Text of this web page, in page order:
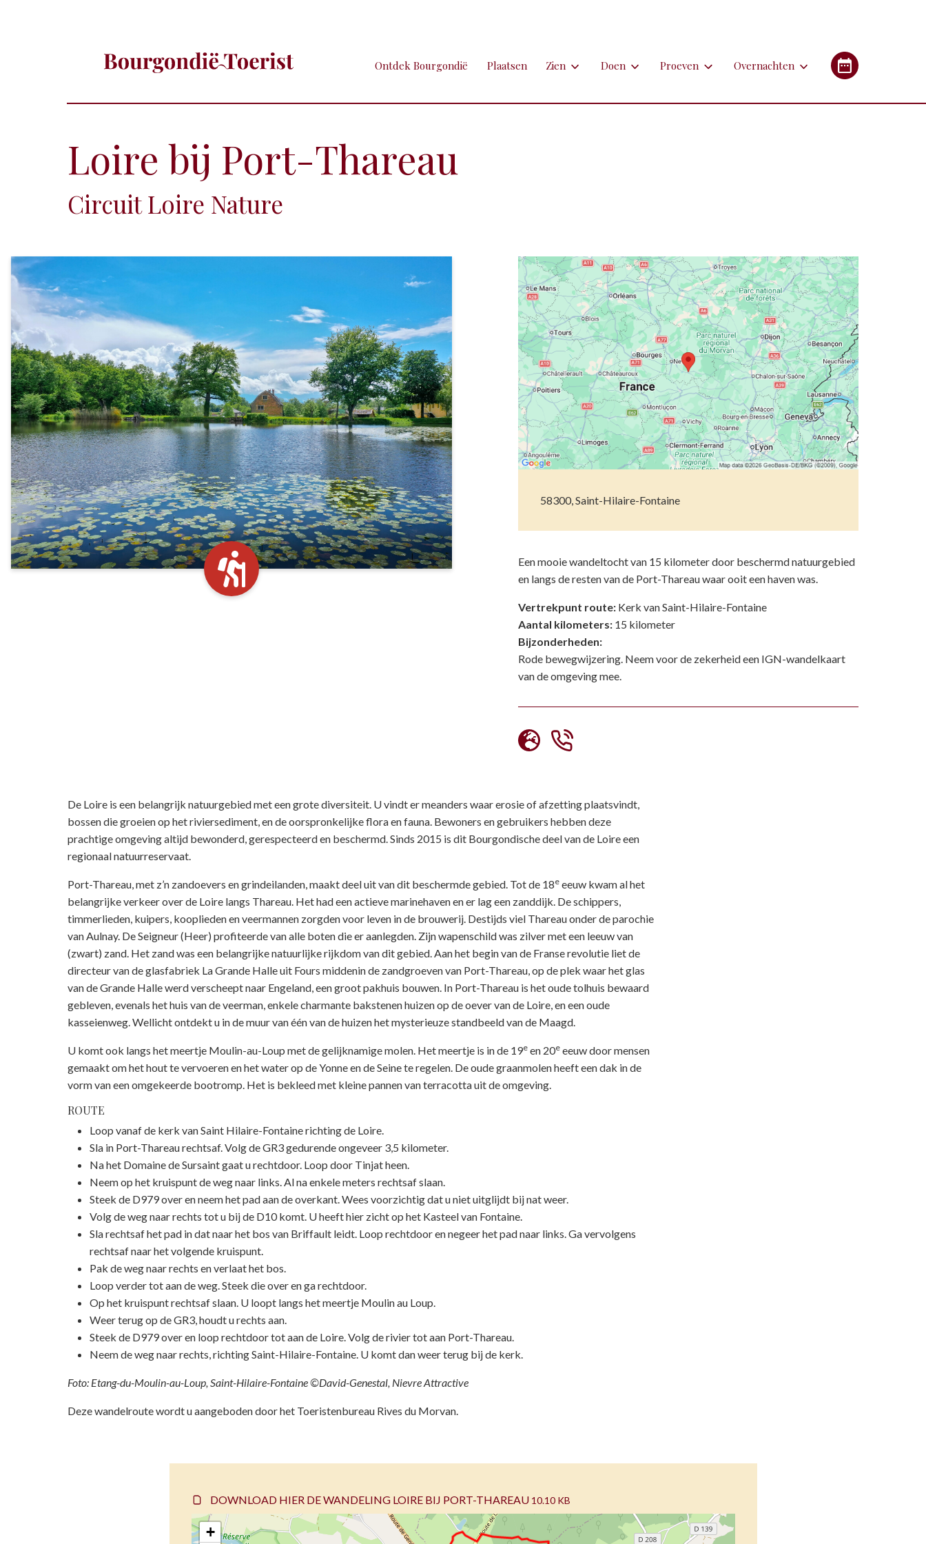
Ontdek Bourgondië Plaatsen Zien
Kunst
Markten
Musea
Natuur(parken)
Opgravingen en resten
Pretparken en dierentuinen
Religieus en spiritueel erfgoed
Water(werken)
Doen
Toeren met de auto
Uitstapjes met dieren
Voetsporen volgen
Wandelen
Zwemmen
Proeven
Streekproducten
Wijnen
Overnachten
Loire bij Port-Thareau
Circuit Loire Nature
58300, Saint-Hilaire-Fontaine
Een mooie wandeltocht van 15 kilometer door beschermd natuurgebied
en langs de resten van de Port-Thareau waar ooit een haven was.
Vertrekpunt route: Kerk van Saint-Hilaire-Fontaine
Aantal kilometers: 15 kilometer
Bijzonderheden:
Rode bewegwijzering. Neem voor de zekerheid een IGN-wandelkaart
van de omgeving mee.
De Loire is een belangrijk natuurgebied met een grote diversiteit. U vindt er meanders waar erosie of afzetting plaatsvindt,
bossen die groeien op het riviersediment, en de oorspronkelijke flora en fauna. Bewoners en gebruikers hebben deze
prachtige omgeving altijd bewonderd, gerespecteerd en beschermd. Sinds 2015 is dit Bourgondische deel van de Loire een
regionaal natuurreservaat.
Port-Thareau, met z’n zandoevers en grindeilanden, maakt deel uit van dit beschermde gebied. Tot de 18e eeuw kwam al het
belangrijke verkeer over de Loire langs Thareau. Het had een actieve marinehaven en er lag een zanddijk. De schippers,
timmerlieden, kuipers, kooplieden en veermannen zorgden voor leven in de brouwerij. Destijds viel Thareau onder de parochie
van Aulnay. De Seigneur (Heer) profiteerde van alle boten die er aanlegden. Zijn wapenschild was zilver met een leeuw van
(zwart) zand. Het zand was een belangrijke natuurlijke rijkdom van dit gebied. Aan het begin van de Franse revolutie liet de
directeur van de glasfabriek La Grande Halle uit Fours middenin de zandgroeven van Port-Thareau, op de plek waar het glas
van de Grande Halle werd verscheept naar Engeland, een groot pakhuis bouwen. In Port-Thareau is het oude tolhuis bewaard
gebleven, evenals het huis van de veerman, enkele charmante bakstenen huizen op de oever van de Loire, en een oude
kasseienweg. Wellicht ontdekt u in de muur van één van de huizen het mysterieuze standbeeld van de Maagd.
U komt ook langs het meertje Moulin-au-Loup met de gelijknamige molen. Het meertje is in de 19e en 20e eeuw door mensen
gemaakt om het hout te vervoeren en het water op de Yonne en de Seine te regelen. De oude graanmolen heeft een dak in de
vorm van een omgekeerde bootromp. Het is bekleed met kleine pannen van terracotta uit de omgeving.
ROUTE
Loop vanaf de kerk van Saint Hilaire-Fontaine richting de Loire.
Sla in Port-Thareau rechtsaf. Volg de GR3 gedurende ongeveer 3,5 kilometer.
Na het Domaine de Sursaint gaat u rechtdoor. Loop door Tinjat heen.
Neem op het kruispunt de weg naar links. Al na enkele meters rechtsaf slaan.
Steek de D979 over en neem het pad aan de overkant. Wees voorzichtig dat u niet uitglijdt bij nat weer.
Volg de weg naar rechts tot u bij de D10 komt. U heeft hier zicht op het Kasteel van Fontaine.
Sla rechtsaf het pad in dat naar het bos van Briffault leidt. Loop rechtdoor en negeer het pad naar links. Ga vervolgens
rechtsaf naar het volgende kruispunt.
Pak de weg naar rechts en verlaat het bos.
Loop verder tot aan de weg. Steek die over en ga rechtdoor.
Op het kruispunt rechtsaf slaan. U loopt langs het meertje Moulin au Loup.
Weer terug op de GR3, houdt u rechts aan.
Steek de D979 over en loop rechtdoor tot aan de Loire. Volg de rivier tot aan Port-Thareau.
Neem de weg naar rechts, richting Saint-Hilaire-Fontaine. U komt dan weer terug bij de kerk.
Foto: Etang-du-Moulin-au-Loup, Saint-Hilaire-Fontaine ©David-Genestal, Nievre Attractive
Deze wandelroute wordt u aangeboden door het Toeristenbureau Rives du Morvan.
DOWNLOAD HIER DE WANDELING LOIRE BIJ PORT-THAREAU 10.10 KB
+